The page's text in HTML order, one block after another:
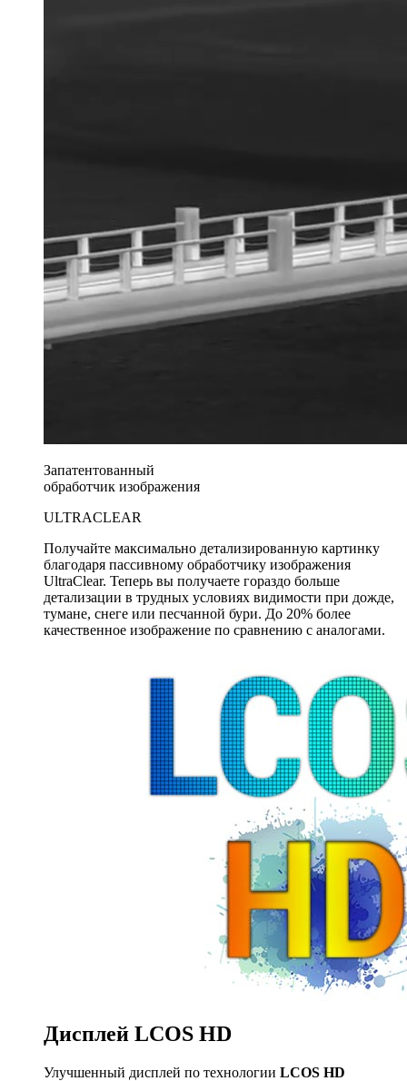
Запатентованный
обработчик изображения
ULTRACLEAR
Получайте максимально детализированную картинку
благодаря пассивному обработчику изображения
UltraClear. Теперь вы получаете гораздо больше
детализации в трудных условиях видимости при дожде,
тумане, снеге или песчанной бури. До 20% более
качественное изображение по сравнению с аналогами.
Дисплей LCOS HD
Улучшенный дисплей по технологии LCOS HD